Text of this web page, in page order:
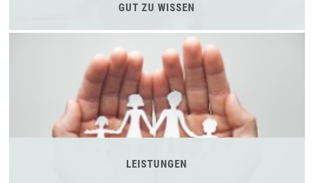
GUT ZU WISSEN
LEISTUNGEN